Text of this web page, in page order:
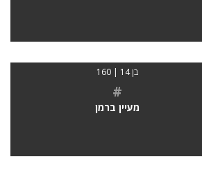
בן 14 | 160
#
מעיין ברמן